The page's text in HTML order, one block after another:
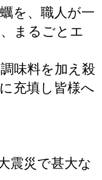
を、職人が一
まるごとエ
味料を加え殺
充填し皆様へ
震災で甚大な